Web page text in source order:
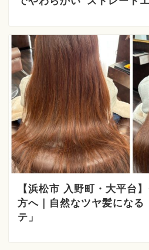
【浜松市 入野町・大平台
方へ｜自然なツヤ髪になる
テ」